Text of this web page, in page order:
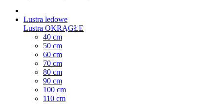
Lustra ledowe
Lustra OKRĄGŁE
40 cm
50 cm
60 cm
70 cm
80 cm
90 cm
100 cm
110 cm